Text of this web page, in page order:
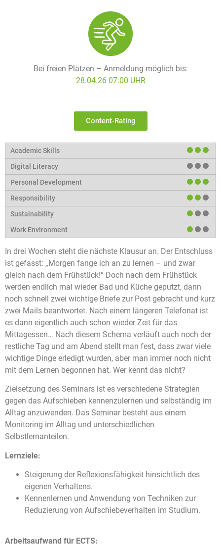
Bei freien Plätzen – Anmeldung möglich bis:
28.04.26 07:00 UHR
Content-Rating
In drei Wochen steht die nächste Klausur an. Der Entschluss
ist gefasst: „Morgen fange ich an zu lernen – und zwar
gleich nach dem Frühstück!“ Doch nach dem Frühstück
werden endlich mal wieder Bad und Küche geputzt, dann
noch schnell zwei wichtige Briefe zur Post gebracht und kurz
zwei Mails beantwortet. Nach einem längeren Telefonat ist
es dann eigentlich auch schon wieder Zeit für das
Mittagessen… Nach diesem Schema verläuft auch noch der
restliche Tag und am Abend stellt man fest, dass zwar viele
wichtige Dinge erledigt wurden, aber man immer noch nicht
mit dem Lernen begonnen hat. Wer kennt das nicht?
Zielsetzung des Seminars ist es verschiedene Strategien
gegen das Aufschieben kennenzulernen und selbständig im
Alltag anzuwenden. Das Seminar besteht aus einem
Monitoring im Alltag und unterschiedlichen
Selbstlernanteilen.
Lernziele:
Steigerung der Reflexionsfähigkeit hinsichtlich des
eigenen Verhaltens.
Kennenlernen und Anwendung von Techniken zur
Reduzierung von Aufschiebeverhalten im Studium.
Arbeitsaufwand für ECTS: